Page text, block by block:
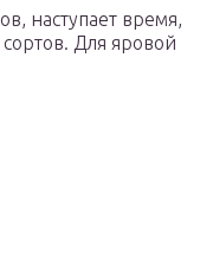
наступает время,
сортов. Для яровой